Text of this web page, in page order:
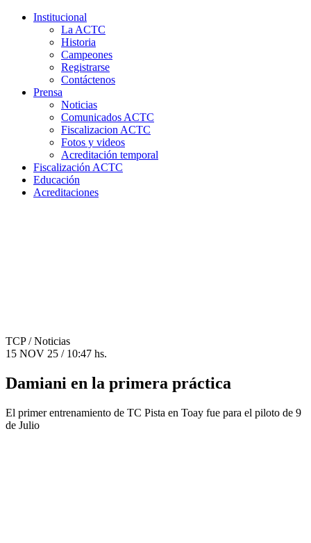
Institucional
La ACTC
Historia
Campeones
Registrarse
Contáctenos
Prensa
Noticias
Comunicados ACTC
Fiscalizacion ACTC
Fotos y videos
Acreditación temporal
Fiscalización ACTC
Educación
Acreditaciones
TCP/ Noticias
15 NOV 25 / 10:47 hs.
Damiani en la primera práctica
El primer entrenamiento de TC Pista en Toay fue para el piloto de 9
de Julio